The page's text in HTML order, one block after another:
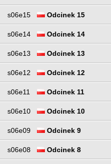
s06e15 Odcinek 15
s06e14 Odcinek 14
s06e13 Odcinek 13
s06e12 Odcinek 12
s06e11 Odcinek 11
s06e10 Odcinek 10
s06e09 Odcinek 9
s06e08 Odcinek 8